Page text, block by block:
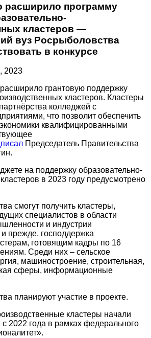
расширило программу
кластеров —
вуз Росрыболовства
в конкурсе
2023
грантовую поддержку
кластеров. Кластеры
колледжей с
что позволит обеспечить
квалифицированными
Председатель Правительства
на поддержку образовательно-
в 2023 году предусмотрено
смогут получить кластеры,
специалистов в области
и индустрии
и прежде, господдержка
готовящим кадры по 16
Среди них – сельское
машиностроение, строительная,
сферы, информационные
планируют участие в проекте.
кластеры начали
с 2022 года в рамках федерального